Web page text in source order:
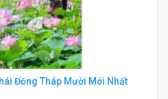
Đồng Tháp Mười Mới Nhất